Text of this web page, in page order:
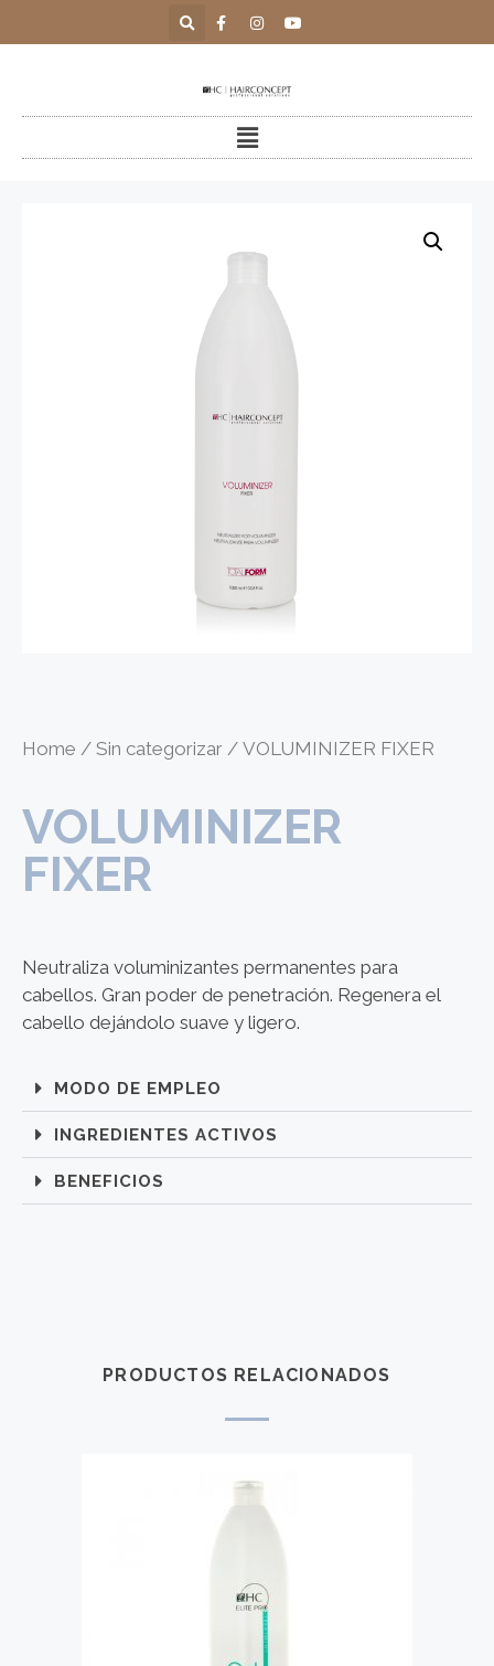
Home / Sin categorizar / VOLUMINIZER FIXER
VOLUMINIZER
FIXER
Neutraliza voluminizantes permanentes para
cabellos. Gran poder de penetración. Regenera el
cabello dejándolo suave y ligero.
MODO DE EMPLEO
INGREDIENTES ACTIVOS
BENEFICIOS
PRODUCTOS RELACIONADOS